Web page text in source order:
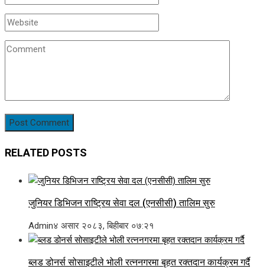
RELATED POSTS
जुनियर डिभिजन राष्ट्रिय सेवा दल (एनसीसी) तालिम सुरु
Admin४ असार २०८३, बिहीबार ०७:२१
ब्लड डोनर्स सोसाइटीले भोली रत्ननगरमा बृहत रक्तदान कार्यक्रम गर्दै